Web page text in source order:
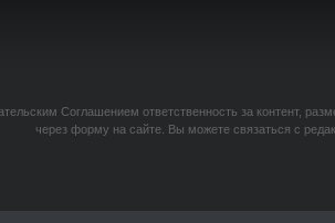
Соглашением ответственность за контент,
через форму на сайте. Вы можете связаться с